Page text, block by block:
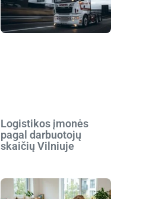
Logistikos įmonės
pagal darbuotojų
skaičių Vilniuje